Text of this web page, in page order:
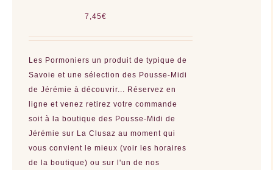
7,45€
Les Pormoniers un produit de typique de
Savoie et une sélection des Pousse-Midi
de Jérémie à découvrir... Réservez en
ligne et venez retirez votre commande
soit à la boutique des Pousse-Midi de
Jérémie sur La Clusaz au moment qui
vous convient le mieux (voir les horaires
de la boutique) ou sur l'un de nos